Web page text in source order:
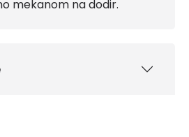
mekanom na dodir.